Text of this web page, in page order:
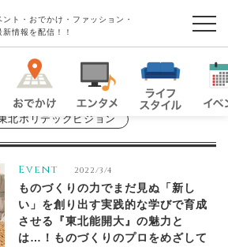
ト・おでかけ・ファッション・
情報を配信！！
北ポリテックビジョン
Event 2022/3/4
ものづくりの力でまだ見ぬ「新し
い」を創り出す実践的な学びで育成
させる『東北能開大』の魅力と
は…！ものづくりのプロをめざして